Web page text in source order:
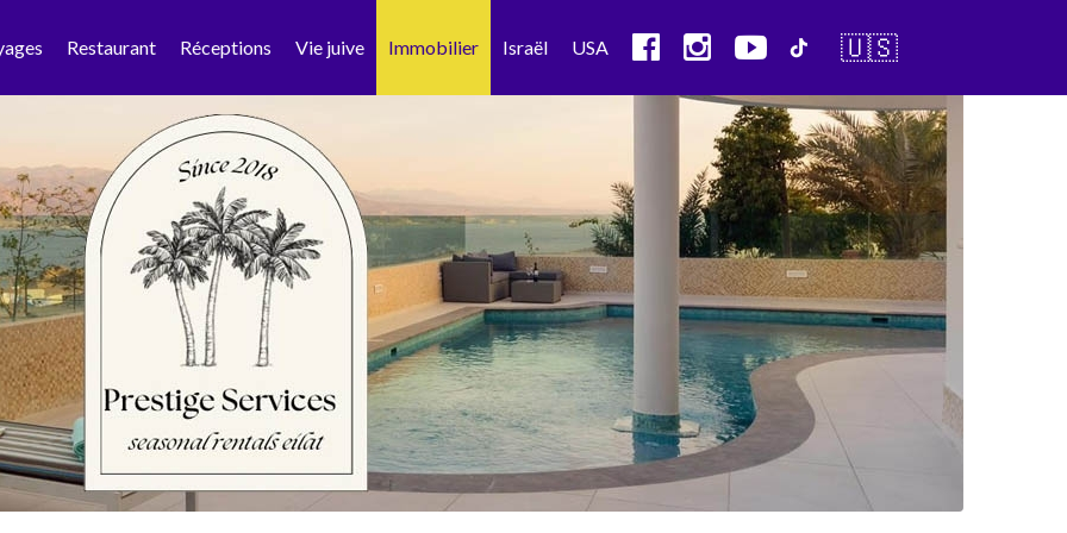
Restaurant Réceptions Vie juive Immobilier Israël USA 🇺🇸